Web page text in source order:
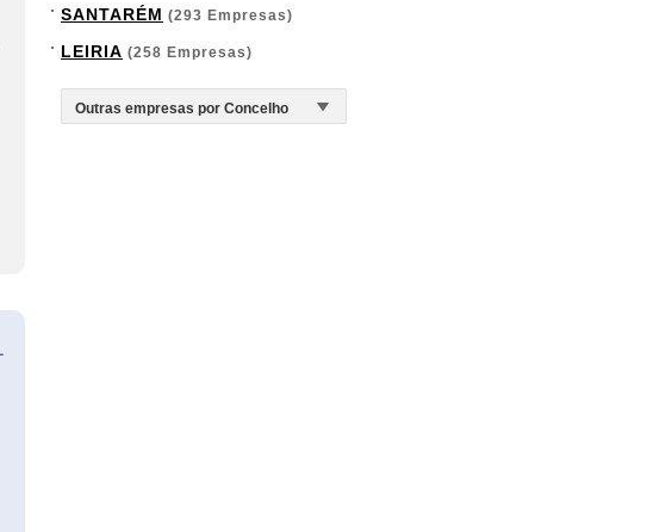
SANTARÉM (293 Empresas)
LEIRIA (258 Empresas)